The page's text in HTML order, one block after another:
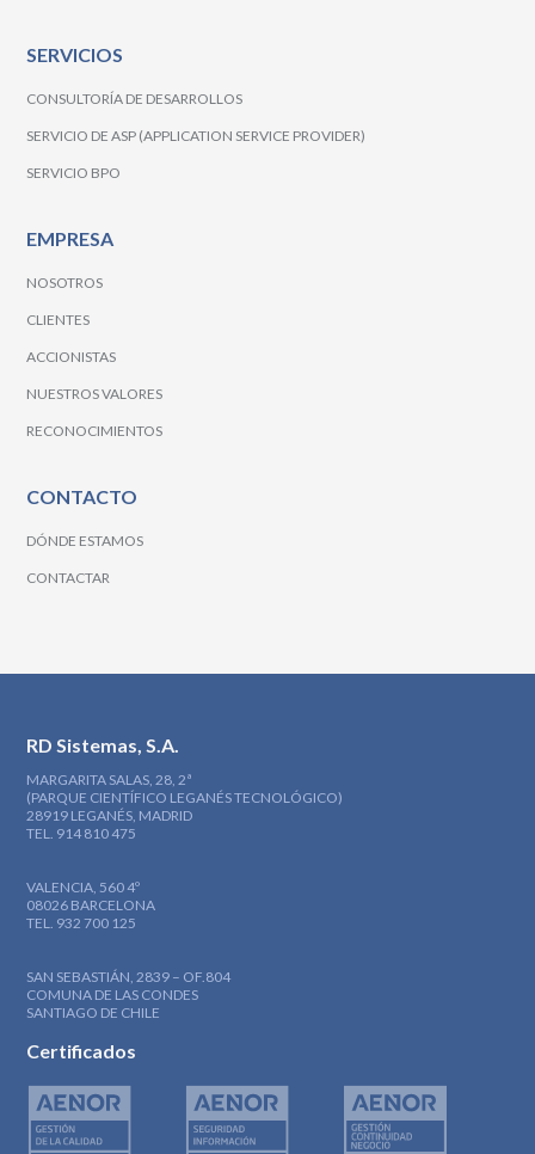
SERVICIOS
CONSULTORÍA DE DESARROLLOS
SERVICIO DE ASP (APPLICATION SERVICE PROVIDER)
SERVICIO BPO
EMPRESA
NOSOTROS
CLIENTES
ACCIONISTAS
NUESTROS VALORES
RECONOCIMIENTOS
CONTACTO
DÓNDE ESTAMOS
CONTACTAR
RD Sistemas, S.A.
MARGARITA SALAS, 28, 2ª
(PARQUE CIENTÍFICO LEGANÉS TECNOLÓGICO)
28919 LEGANÉS, MADRID
TEL. 914 810 475
VALENCIA, 560 4º
08026 BARCELONA
TEL. 932 700 125
SAN SEBASTIÁN, 2839 – OF.804
COMUNA DE LAS CONDES
SANTIAGO DE CHILE
Certificados